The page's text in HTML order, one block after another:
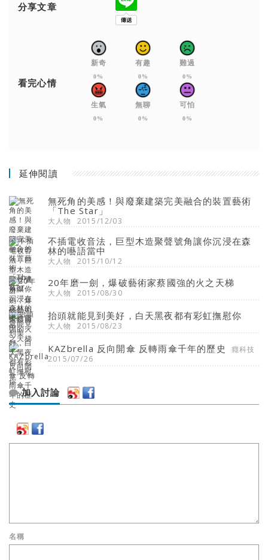
分享文章
看完心情
新奇
0%
有趣
0%
難過
0%
生氣
0%
無聊
0%
可怕
0%
延伸閱讀
無死角的美感！與廢棄建築完美融合的裝置藝術
「The Star」
大人物 2015/12/03
不插電收音法，巨型木造聚聲號角讓你沉浸在森
林的囈語當中
大人物 2015/10/12
20年磨一劍，爆破藝術家蔡國強的火之天梯
大人物 2015/08/30
抬頭就能見到美好，白天黑夜都有彩虹撫慰你
大人物 2015/08/23
KAZbrella 反向開傘 反轉雨傘千年的歷史
癮科技
2015/07/26
加入討論
名稱